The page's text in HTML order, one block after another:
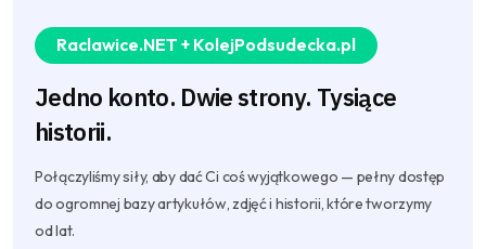
Raclawice.NET + KolejPodsudecka.pl
Jedno konto. Dwie strony. Tysiące
historii.
Połączyliśmy siły, aby dać Ci coś wyjątkowego — pełny dostęp
do ogromnej bazy artykułów, zdjęć i historii, które tworzymy
od lat.